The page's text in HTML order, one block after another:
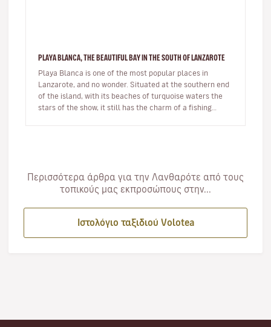
PLAYA BLANCA, THE BEAUTIFUL BAY IN THE SOUTH OF LANZAROTE
Playa Blanca is one of the most popular places in
Lanzarote, and no wonder. Situated at the southern end
of the island, with its beaches of turquoise waters the
stars of the show, it still has the charm of a fishing
Περισσότερα άρθρα για την Λανθαρότε από τους
τοπικούς μας εκπροσώπους στην...
Ιστολόγιο ταξιδιού Volotea